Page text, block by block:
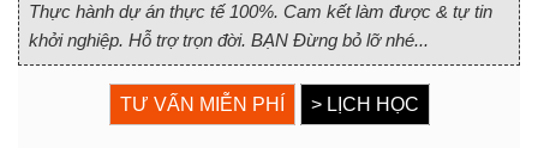
Thực hành dự án thực tế 100%. Cam kết làm được & tự tin
khởi nghiệp. Hỗ trợ trọn đời. BẠN Đừng bỏ lỡ nhé...
TƯ VẤN MIỄN PHÍ > LỊCH HỌC